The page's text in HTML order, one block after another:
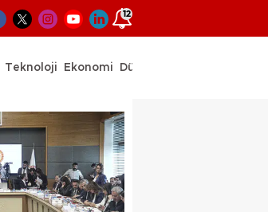
12
Teknoloji Ekonomi Dünya